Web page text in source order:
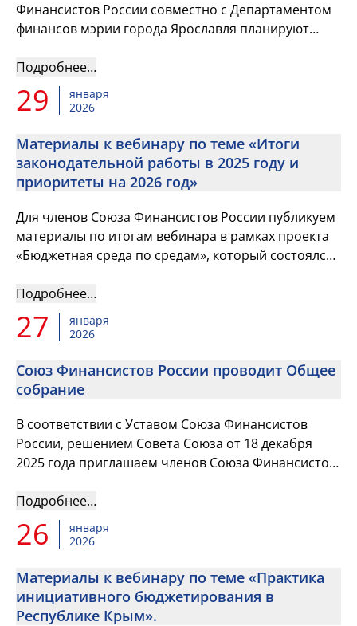
Финансистов России совместно с Департаментом
финансов мэрии города Ярославля планируют
«Финансисты муниципальных об...
Подробнее…
29
января
2026
Материалы к вебинару по теме «Итоги
законодательной работы в 2025 году и
приоритеты на 2026 год»
Для членов Союза Финансистов России публикуем
материалы по итогам вебинара в рамках проекта
«Бюджетная среда по средам», который состоялся
Подробнее…
27
января
2026
Союз Финансистов России проводит Общее
собрание
В соответствии с Уставом Союза Финансистов
России, решением Совета Союза от 18 декабря
2025 года приглашаем членов Союза Финансистов
которое состоится 18 февра...
Подробнее…
26
января
2026
Материалы к вебинару по теме «Практика
инициативного бюджетирования в
Республике Крым».